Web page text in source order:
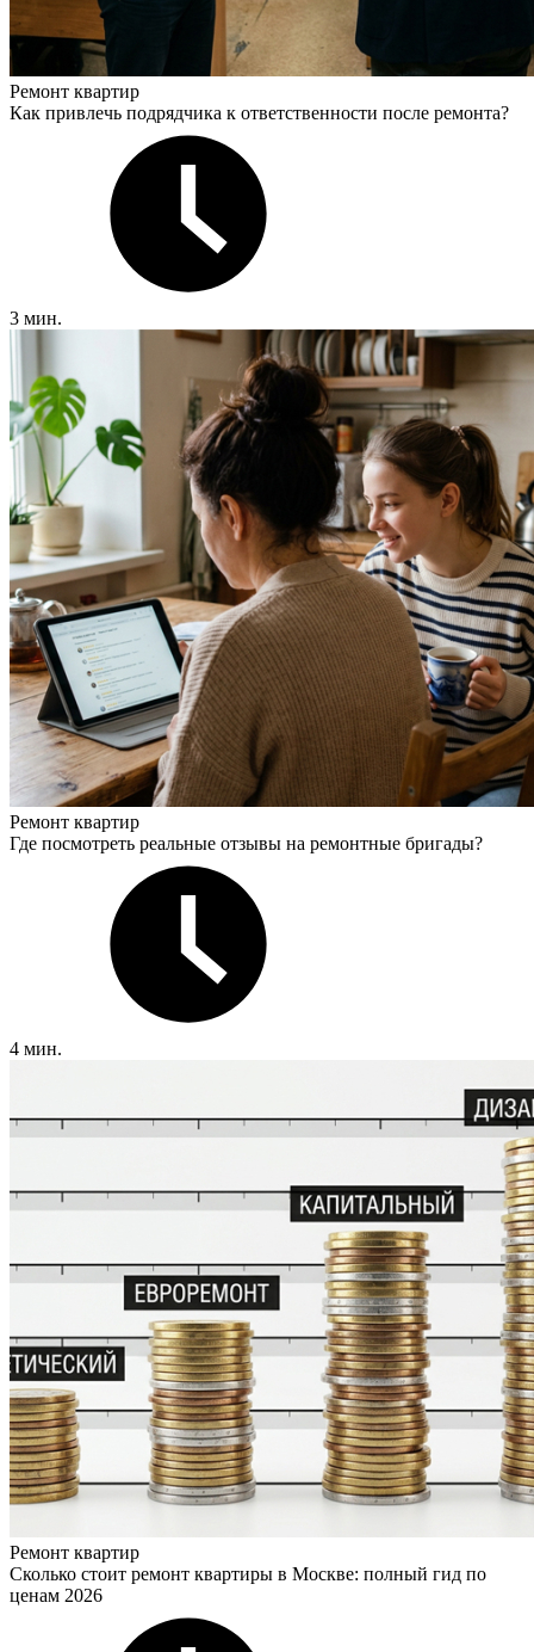
Ремонт квартир
Как привлечь подрядчика к ответственности после ремонта?
3 мин.
Ремонт квартир
Где посмотреть реальные отзывы на ремонтные бригады?
4 мин.
Ремонт квартир
Сколько стоит ремонт квартиры в Москве: полный гид по
ценам 2026